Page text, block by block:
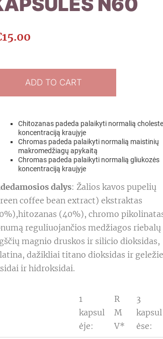
ADD TO CART
Chitozanas padeda palaikyti normalią
koncentraciją kraujyje
Chromas padeda palaikyti normalią maistinių
makromedžiagų apykaitą
Chromas padeda palaikyti normalią gliukozės
koncentraciją kraujyje
dalys: Žalios kavos pupelių
coffee bean extract) ekstraktas
(40%), chromo
reguliuojančios medžiagos riebalų
magnio druskos ir silicio dioksidas,
dažikliai titano dioksidas ir
ir hidroksidai.
1
kapsul
ėje:
R
M
V*
3
kapsul
ėse: